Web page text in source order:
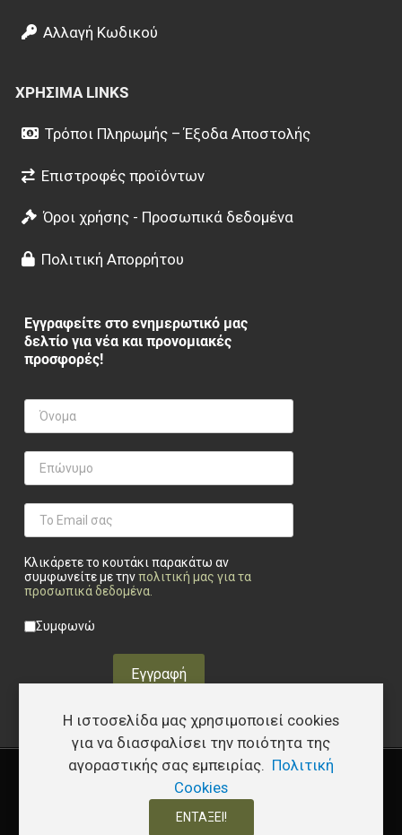
Αλλαγή Κωδικού
ΧΡΉΣΙΜΑ LINKS
Τρόποι Πληρωμής – Έξοδα Αποστολής
Επιστροφές προϊόντων
Όροι χρήσης - Προσωπικά δεδομένα
Πολιτική Απορρήτου
Εγγραφείτε στο ενημερωτικό μας
δελτίο για νέα και προνομιακές
προσφορές!
Κλικάρετε το κουτάκι παρακάτω αν
συμφωνείτε με τηνπολιτική μας για τα
προσωπικά δεδομένα.
Privacy checkbox
Συμφωνώ
Εγγραφή
Η ιστοσελίδα μας χρησιμοποιεί cookies
για να διασφαλίσει την ποιότητα της
αγοραστικής σας εμπειρίας. Πολιτική
Cookies
ΕΝΤΆΞΕΙ!